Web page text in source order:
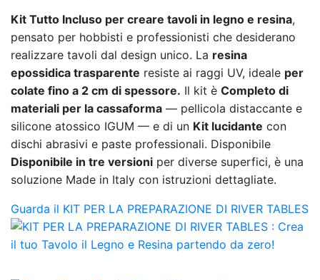
Kit Tutto Incluso per creare tavoli in legno e resina,
pensato per hobbisti e professionisti che desiderano
realizzare tavoli dal design unico. La resina
epossidica trasparente resiste ai raggi UV, ideale per
colate fino a 2 cm di spessore. Il kit è Completo di
materiali per la cassaforma — pellicola distaccante e
silicone atossico IGUM — e di un Kit lucidante con
dischi abrasivi e paste professionali. Disponibile
Disponibile in tre versioni per diverse superfici, è una
soluzione Made in Italy con istruzioni dettagliate.
Guarda il KIT PER LA PREPARAZIONE DI RIVER TABLES